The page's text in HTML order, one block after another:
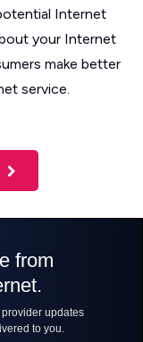
Internet
your Internet
make better
service.